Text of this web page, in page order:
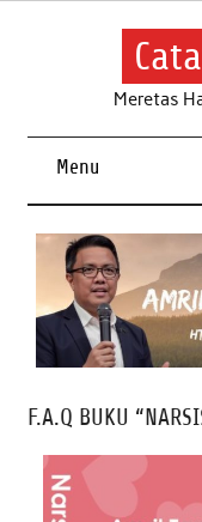
Skip
Meretas
Menu
F.A.Q BUKU